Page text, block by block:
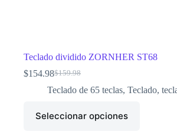
Teclado dividido ZORNHER ST68
$159.98
$154.98
Teclado de 65 teclas, Teclado,
Seleccionar opciones